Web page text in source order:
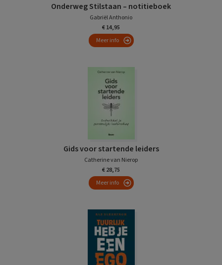
Onderweg Stilstaan – notitieboek
Gabriël Anthonio
€ 14,95
Meer info
Gids voor startende leiders
Catherine van Nierop
€ 28,75
Meer info